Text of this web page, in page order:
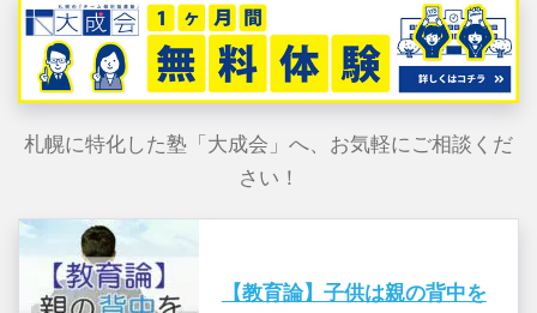
札幌に特化した塾「大成会」へ、お気軽にご相談くだ
さい！
【教育論】子供は親の背中を